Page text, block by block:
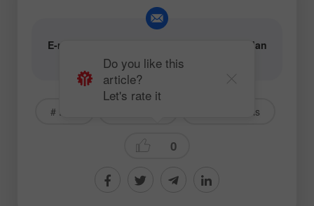
E-mail untuk penulis konten analisis teks dan
content-authors@instaforex.com
# EUR Wave analysis
0
Do you like this
article?
Let's rate it